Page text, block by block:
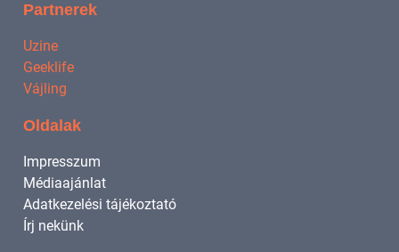
Partnerek
Uzine
Geeklife
Vájling
Oldalak
Impresszum
Médiaajánlat
Adatkezelési tájékoztató
Írj nekünk